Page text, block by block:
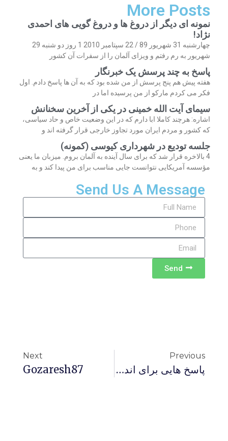
More Posts
نمونه ای دیگر از دروغ ها و دروغ گویی های احمدی
نژاد!
چهارشنبه 31 شهریور 89 / 22 سپتامبر 2010 1 روز دو شنبه 29
شهریور به رم رفتم و ویزای آلمان را از سفرات آن کشور
پاسخ به چند پرسش یک خبرنگار
هفته پیش هم پنج پرسش از من شده بود که به آن ها پاسخ دادم. اول
فکر می کردم مارکو از من پرسیده اما در
سیمای آیت الله خمینی در یکی از آخرین سخنانش
اشاره: هرچند کاملا ابا دارم که در این وضعیت خاص و حاد سیاسی،
که کشور و مردم ایران مورد تجاوز خارجی قرار گرفته اند و
جلسه تودیع در شهرداری کیوسی (کمونه)
4 بالاخره قرار شد که برای سال آینده به آلمان بروم. میزبان ما یعنی
مؤسسه آمریکایی نتوانست جایی مناسب برای من پیدا کند و به
Send Us A Message
Send
Previous
پاسخ هایی برای اندیشیدن 45- برهنگی در اماکن عمومی
Next
Gozaresh87